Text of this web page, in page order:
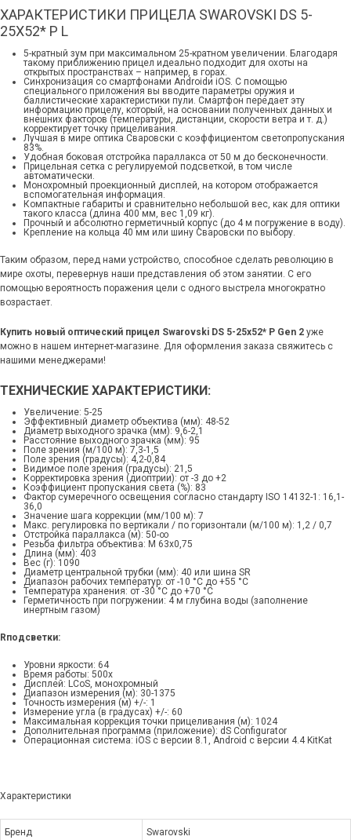
ХАРАКТЕРИСТИКИ ПРИЦЕЛА SWAROVSKI DS 5-
25X52* P L
5-кратный зум при максимальном 25-кратном увеличении. Благодаря
такому приближению прицел идеально подходит для охоты на
открытых пространствах – например, в горах.
Синхронизация со смартфонами Androidи iOS. С помощью
специального приложения вы вводите параметры оружия и
баллистические характеристики пули. Смартфон передает эту
информацию прицелу, который, на основании полученных данных и
внешних факторов (температуры, дистанции, скорости ветра и т. д.)
корректирует точку прицеливания.
Лучшая в мире оптика Сваровски с коэффициентом светопропускания
83%.
Удобная боковая отстройка параллакса от 50 м до бесконечности.
Прицельная сетка с регулируемой подсветкой, в том числе
автоматически.
Монохромный проекционный дисплей, на котором отображается
вспомогательная информация.
Компактные габариты и сравнительно небольшой вес, как для оптики
такого класса (длина 400 мм, вес 1,09 кг).
Прочный и абсолютно герметичный корпус (до 4 м погружение в воду).
Крепление на кольца 40 мм или шину Сваровски по выбору.
Таким образом, перед нами устройство, способное сделать революцию в
мире охоты, перевернув наши представления об этом занятии. С его
помощью вероятность поражения цели с одного выстрела многократно
возрастает.
Купить новый оптический прицел Swarovski DS 5-25x52* P Gen 2 уже
можно в нашем интернет-магазине. Для оформления заказа свяжитесь с
нашими менеджерами!
ТЕХНИЧЕСКИЕ ХАРАКТЕРИСТИКИ:
Увеличение: 5-25
Эффективный диаметр объектива (мм): 48-52
Диаметр выходного зрачка (мм): 9,6-2,1
Расстояние выходного зрачка (мм): 95
Поле зрения (м/100 м): 7,3-1,5
Поле зрения (градусы): 4,2-0,84
Видимое поле зрения (градусы): 21,5
Корректировка зрения (диоптрии): от -3 до +2
Коэффициент пропускания света (%): 83
Фактор сумеречного освещения согласно стандарту ISO 14132-1: 16,1-
36,0
Значение шага коррекции (мм/100 м): 7
Макс. регулировка по вертикали / по горизонтали (м/100 м): 1,2 / 0,7
Отстройка параллакса (м): 50-∞
Резьба фильтра объектива: M 63x0,75
Длина (мм): 403
Вес (г): 1090
Диаметр центральной трубки (мм): 40 или шина SR
Диапазон рабочих температур: от -10 °C до +55 °C
Температура хранения: от -30 °C до +70 °C
Герметичность при погружении: 4 м глубина воды (заполнение
инертным газом)
Rподсветки:
Уровни яркости: 64
Время работы: 500x
Дисплей: LCoS, монохромный
Диапазон измерения (м): 30-1375
Точность измерения (м) +/-: 1
Измерение угла (в градусах) +/-: 60
Максимальная коррекция точки прицеливания (м): 1024
Дополнительная программа (приложение): dS Configurator
Операционная система: iOS с версии 8.1, Android с версии 4.4 KitKat
Характеристики
Бренд Swarovski